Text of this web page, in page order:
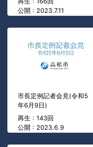
公開 : 2023.7.11
市長定例記者会見(令和5
年6月9日)
再生 : 143回
公開 : 2023.6.9